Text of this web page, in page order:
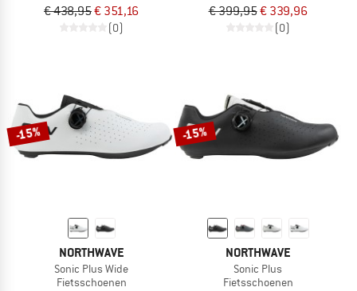
€ 438,95€ 351,16
(0)
€ 399,95€ 339,96
(0)
-15%
NORTHWAVE
Sonic Plus Wide
Fietsschoenen
-15%
NORTHWAVE
Sonic Plus
Fietsschoenen